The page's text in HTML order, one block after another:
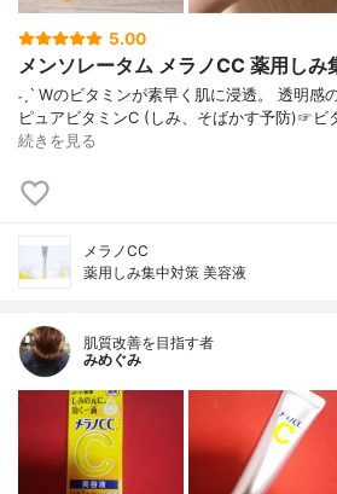
5.00
メンソレータム メラノCC 薬用しみ
˗ˏˋ Wのビタミンが素早く肌に浸透。 透明感
ピュアビタミンC (しみ、そばかす予防)☞ビ
続きを見る
メラノCC
薬用しみ集中対策 美容液
肌質改善を目指す者
みめぐみ